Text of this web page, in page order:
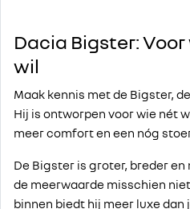
Dacia Bigster:
wil
Maak kennis met de Bigster,
Hij is ontworpen voor wie nét
meer comfort en een nóg
De Bigster is groter, breder en
de meerwaarde misschien
binnen biedt hij meer luxe dan